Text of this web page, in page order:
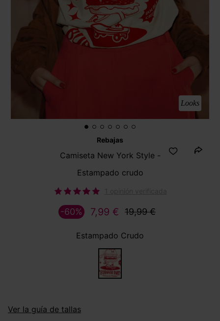
Looks
Rebajas
Camiseta New York Style -
Estampado crudo
7,99 € 19,99 €
-60%
Estampado Crudo
Ver la guía de tallas